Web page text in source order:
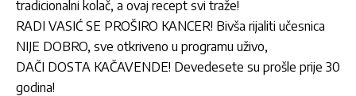
tradicionalni kolač, a ovaj recept svi traže!
RADI VASIĆ SE PROŠIRO KANCER! Bivša rijaliti učesnica
NIJE DOBRO, sve otkriveno u programu uživo,
DAČI DOSTA KAČAVENDE! Devedesete su prošle prije 30
godina!